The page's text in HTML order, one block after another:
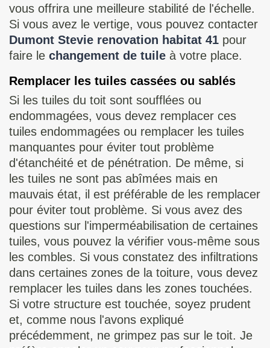
vous offrira une meilleure stabilité de l'échelle.
Si vous avez le vertige, vous pouvez contacter
Dumont Stevie renovation habitat 41 pour
faire le changement de tuile à votre place.
Remplacer les tuiles cassées ou sablés
Si les tuiles du toit sont soufflées ou
endommagées, vous devez remplacer ces
tuiles endommagées ou remplacer les tuiles
manquantes pour éviter tout problème
d'étanchéité et de pénétration. De même, si
les tuiles ne sont pas abîmées mais en
mauvais état, il est préférable de les remplacer
pour éviter tout problème. Si vous avez des
questions sur l'imperméabilisation de certaines
tuiles, vous pouvez la vérifier vous-même sous
les combles. Si vous constatez des infiltrations
dans certaines zones de la toiture, vous devez
remplacer les tuiles dans les zones touchées.
Si votre structure est touchée, soyez prudent
et, comme nous l'avons expliqué
précédemment, ne grimpez pas sur le toit. Je